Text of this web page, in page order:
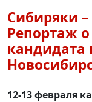
Сибиряки
Репортаж
кандидата
12-13 февраля